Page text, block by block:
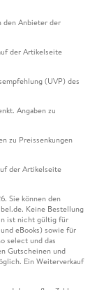
den Anbieter der
der Artikelseite
(UVP) des
Angaben zu
zu Preissenkungen
der Artikelseite
Sie können den
Keine Bestellung
ist nicht gültig für
eBooks) sowie für
select und das
Gutscheinen und
Ein Weiterverkauf